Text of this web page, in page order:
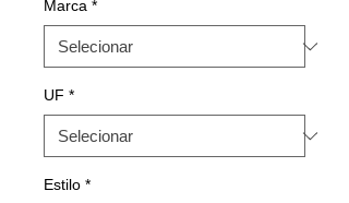
Marca *
UF *
Estilo *